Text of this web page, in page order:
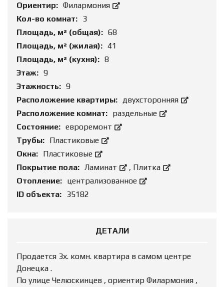
Ориентир: Филармония
Кол-во комнат: 3
Площадь, м² (общая): 68
Площадь, м² (жилая): 41
Площадь, м² (кухня): 8
Этаж: 9
Этажность: 9
Расположение квартиры: двухсторонняя
Расположение комнат: раздельные
Состояние: евроремонт
Трубы: Пластиковые
Окна: Пластиковые
Покрытие пола: Ламинат , Плитка
Отопление: централизованное
ID объекта: 35182
ДЕТАЛИ
Продается 3х. комн. квартира в самом центре
Донецка .
По улице Челюскинцев , ориентир Филармония ,